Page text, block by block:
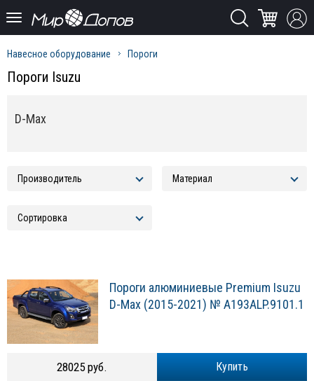
Навесное оборудование Пороги
Пороги Isuzu
D-Max
Пороги алюминиевые Premium Isuzu
D-Max (2015-2021) № A193ALP.9101.1
Купить
28025 руб.